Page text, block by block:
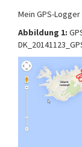
Mein GPS-
Abbildung 1: